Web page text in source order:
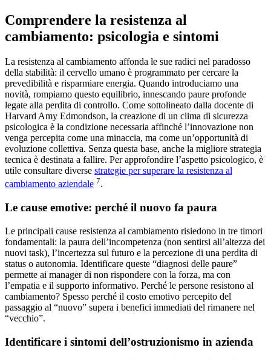
Comprendere la resistenza al
cambiamento: psicologia e sintomi
La resistenza al cambiamento affonda le sue radici nel paradosso
della stabilità: il cervello umano è programmato per cercare la
prevedibilità e risparmiare energia. Quando introduciamo una
novità, rompiamo questo equilibrio, innescando paure profonde
legate alla perdita di controllo. Come sottolineato dalla docente di
Harvard Amy Edmondson, la creazione di un clima di sicurezza
psicologica è la condizione necessaria affinché l’innovazione non
venga percepita come una minaccia, ma come un’opportunità di
evoluzione collettiva. Senza questa base, anche la migliore strategia
tecnica è destinata a fallire. Per approfondire l’aspetto psicologico, è
utile consultare diverse strategie per superare la resistenza al
cambiamento aziendale 7.
Le cause emotive: perché il nuovo fa paura
Le principali cause resistenza al cambiamento risiedono in tre timori
fondamentali: la paura dell’incompetenza (non sentirsi all’altezza dei
nuovi task), l’incertezza sul futuro e la percezione di una perdita di
status o autonomia. Identificare queste “diagnosi delle paure”
permette ai manager di non rispondere con la forza, ma con
l’empatia e il supporto informativo. Perché le persone resistono al
cambiamento? Spesso perché il costo emotivo percepito del
passaggio al “nuovo” supera i benefici immediati del rimanere nel
“vecchio”.
Identificare i sintomi dell’ostruzionismo in azienda